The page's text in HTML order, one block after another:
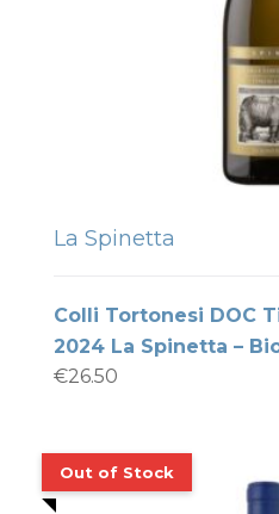
La Spinetta
Colli Tortonesi DOC
2024 La Spinetta –
€26.50